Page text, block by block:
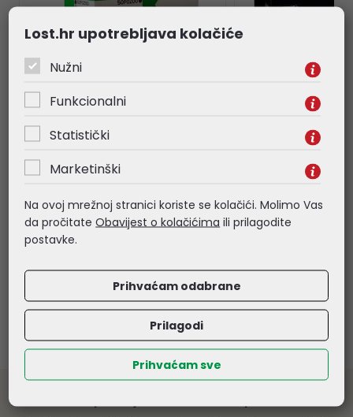
Photoconductor za MS/MX
60,04 €
Lexmark
Color imaging kit
CS310/410/510,
(40.000str.)
404,54 €
Lost.hr upotrebljava kolačiće
Nužni
Funkcionalni
Statistički
Marketinški
Na ovoj mrežnoj stranici koriste se kolačići. Molimo Vas
da pročitateObavijest o kolačićima ili prilagodite
postavke.
Prihvaćam odabrane
Prilagodi
Prihvaćam sve